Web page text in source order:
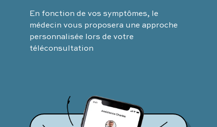
En fonction de vos symptômes, le
médecin vous proposera une approche
personnalisée lors de votre
téléconsultation